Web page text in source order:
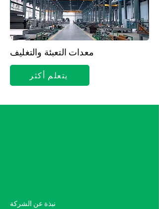
معدات التعبئة والتغليف
يتعلم أكثر
نبذة عن الشركة